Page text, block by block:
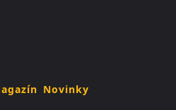
Novinky